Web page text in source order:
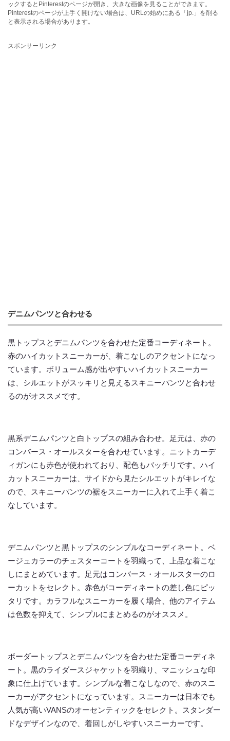
ックするとPinterestのページが開き、大きな画像を見ることができます。
Pinterestのページが上手く開けない場合は、URLの始めにある「jp.」を削る
と表示される場合があります。
スポンサーリンク
デニムパンツと合わせる
黒トップスとデニムパンツを合わせた定番コーディネート。
赤のハイカットスニーカーが、着こなしのアクセントになっ
ています。ボリューム感が出やすいハイカットスニーカー
は、シルエットがスッキリと見えるスキニーパンツと合わせ
るのがオススメです。
黒系デニムパンツと白トップスの組み合わせ。足元は、赤の
コンバース・オールスターを合わせています。ニットカーデ
ィガンにも赤色が使われており、配色もバッチリです。ハイ
カットスニーカーは、サイドから見たシルエットがキレイな
ので、スキニーパンツの裾をスニーカーに入れて上手く着こ
なしています。
デニムパンツと黒トップスのシンプルなコーディネート。ベ
ージュカラーのチェスターコートを羽織って、上品な着こな
しにまとめています。足元はコンバース・オールスターのロ
ーカットをセレクト。赤色がコーディネートの差し色にピッ
タリです。カラフルなスニーカーを履く場合、他のアイテム
は色数を抑えて、シンプルにまとめるのがオススメ。
ボーダートップスとデニムパンツを合わせた定番コーディネ
ート。黒のライダースジャケットを羽織り、マニッシュな印
象に仕上げています。シンプルな着こなしなので、赤のスニ
ーカーがアクセントになっています。スニーカーは日本でも
人気が高いVANSのオーセンティックをセレクト。スタンダー
ドなデザインなので、着回しがしやすいスニーカーです。